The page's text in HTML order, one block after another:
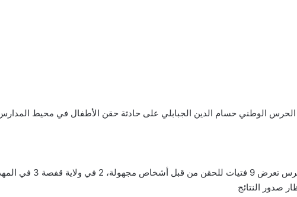
الوطني حسام الدين الجبابلي على حادثة حقن الأطفال في محيط
و أكد الناطق
صدور النتائج